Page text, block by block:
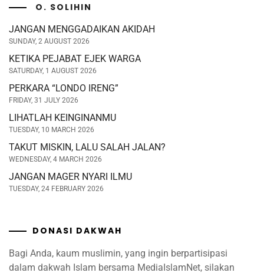
O. SOLIHIN
JANGAN MENGGADAIKAN AKIDAH
SUNDAY, 2 AUGUST 2026
KETIKA PEJABAT EJEK WARGA
SATURDAY, 1 AUGUST 2026
PERKARA “LONDO IRENG”
FRIDAY, 31 JULY 2026
LIHATLAH KEINGINANMU
TUESDAY, 10 MARCH 2026
TAKUT MISKIN, LALU SALAH JALAN?
WEDNESDAY, 4 MARCH 2026
JANGAN MAGER NYARI ILMU
TUESDAY, 24 FEBRUARY 2026
DONASI DAKWAH
Bagi Anda, kaum muslimin, yang ingin berpartisipasi
dalam dakwah Islam bersama MediaIslamNet, silakan